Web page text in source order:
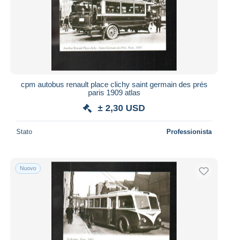
Aggiorna
cpm autobus renault place clichy saint germain des prés
paris 1909 atlas
± 2,30 USD
Stato Professionista
Nuovo